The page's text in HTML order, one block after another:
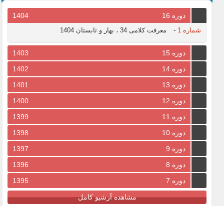
دوره 16 1404
شماره 1 - معرفت کلامی 34 ، بهار و تابستان 1404
دوره 15
1403
دوره 14
1402
دوره 13
1401
دوره 12
1400
دوره 11
1399
دوره 10
1398
دوره 9
1397
دوره 8
1396
دوره 7
1395
مشاهده آرشیو کامل